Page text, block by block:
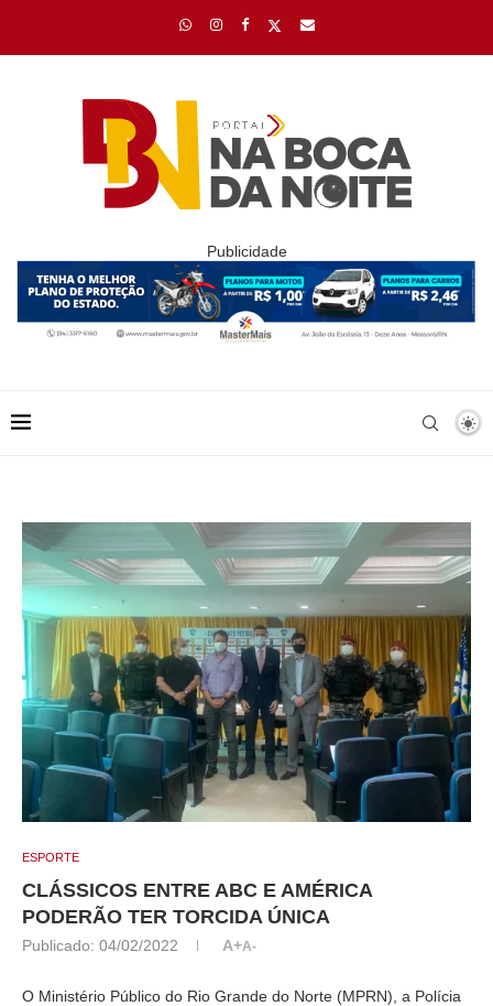
Publicidade
ESPORTE
CLÁSSICOS ENTRE ABC E AMÉRICA
PODERÃO TER TORCIDA ÚNICA
Publicado: 04/02/2022 A+A-
O Ministério Público do Rio Grande do Norte (MPRN), a Polícia